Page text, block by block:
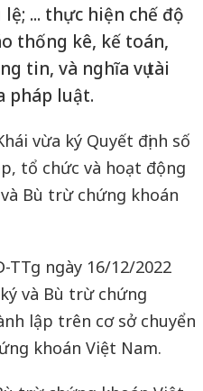
... thực hiện chế độ
thống kê, kế toán,
tin, và nghĩa vụ tài
pháp luật.
vừa ký Quyết định số
tổ chức và hoạt động
Bù trừ chứng khoán
TTg ngày 16/12/2022
và Bù trừ chứng
lập trên cơ sở chuyển
khoán Việt Nam.